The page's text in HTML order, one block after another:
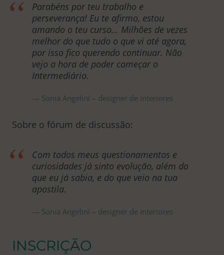
Parabéns por teu trabalho e
perseverança! Eu te afirmo, estou
amando o teu curso… Milhões de vezes
melhor do que tudo o que vi até agora,
por isso fico querendo continuar. Não
vejo a hora de poder começar o
Intermediário.
Sonia Angelini – designer de interiores
Sobre o fórum de discussão:
Com todos meus questionamentos e
curiosidades já sinto evolução, além do
que eu já sabia, e do que veio na tua
apostila.
Sonia Angelini – designer de interiores
INSCRIÇÃO